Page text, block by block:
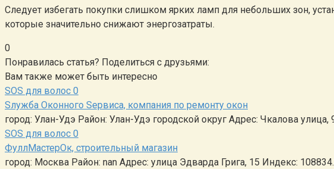
Следует избегать покупки слишком ярких ламп для небольших зон,
которые значительно снижают энергозатраты.
0
Понравилась статья? Поделиться с друзьями:
Вам также может быть интересно
SOS для волос 0
Sлужба Оконного Sервиса, компания по ремонту окон
город: Улан-Удэ Район: Улан-Удэ городской округ Адрес: Чкалова
SOS для волос 0
ФуллМастерОк, строительный магазин
город: Москва Район: nan Адрес: улица Эдварда Грига, 15 Индекс: